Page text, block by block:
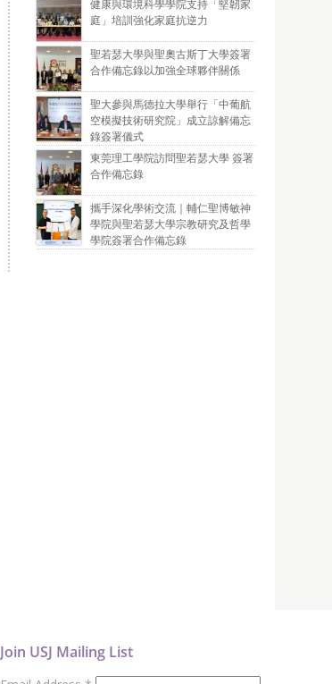
健康與環境科學學院支持「堅韌家
庭」培訓強化家庭抗逆力
聖若瑟大學與聖奧古斯丁大學簽署
合作備忘錄以加強全球夥伴關係
聖大參與馬德拉大學舉行「中葡航
空模擬技術研究院」成立諒解備忘
錄簽署儀式
東莞理工學院訪問聖若瑟大學 簽署
合作備忘錄
攜手深化學術交流｜輔仁聖博敏神
學院與聖若瑟大學宗教研究及哲學
學院簽署合作備忘錄
Join USJ Mailing List